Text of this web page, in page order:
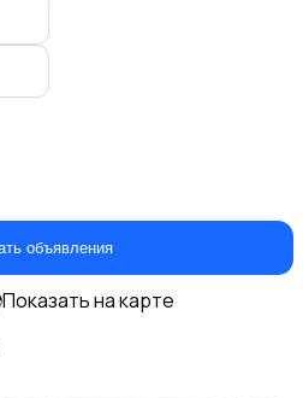
объявления
на карте